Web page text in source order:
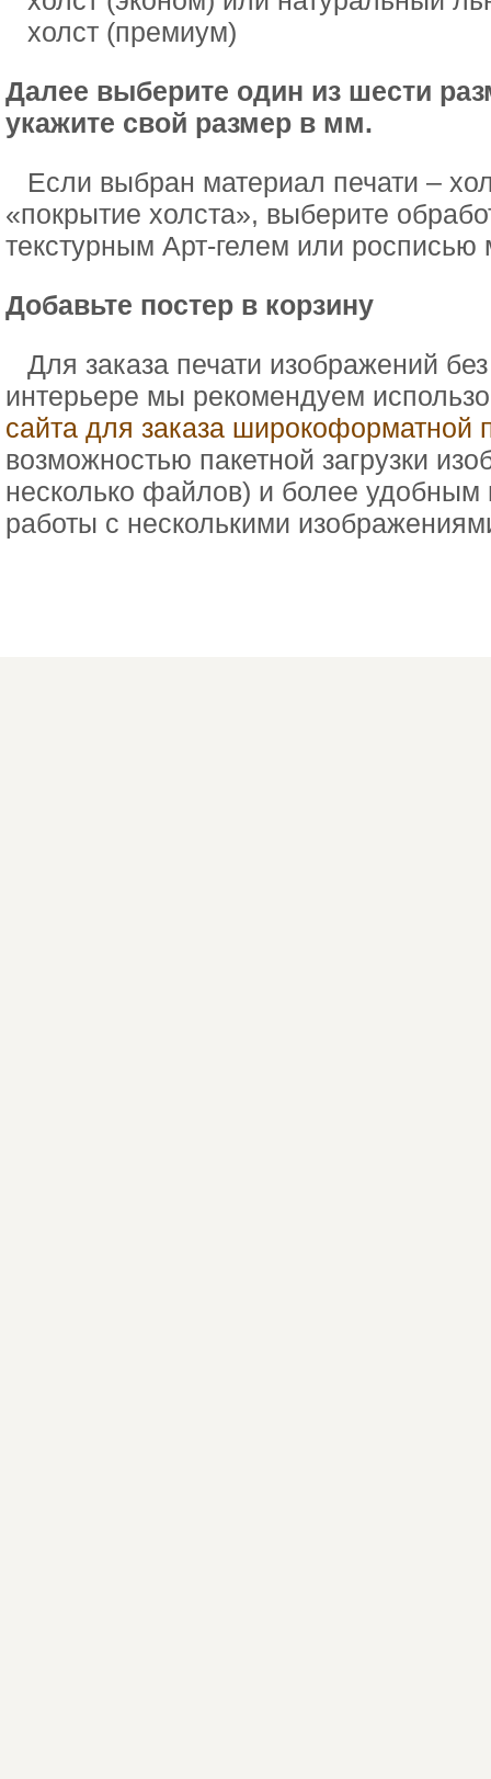
холст (премиум)
Далее выберите один из шести
укажите свой размер в мм.
Если выбран материал печати –
«покрытие холста», выберите
текстурным Арт-гелем или
Добавьте постер в корзину
Для заказа печати изображений
интерьере мы рекомендуем
сайта для заказа широкоформатной
возможностью пакетной загрузки
несколько файлов) и более
работы с несколькими